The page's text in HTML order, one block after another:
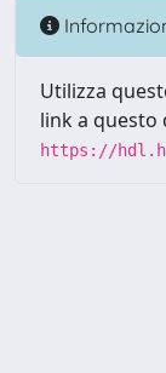
Utilizza
link a questo
https://